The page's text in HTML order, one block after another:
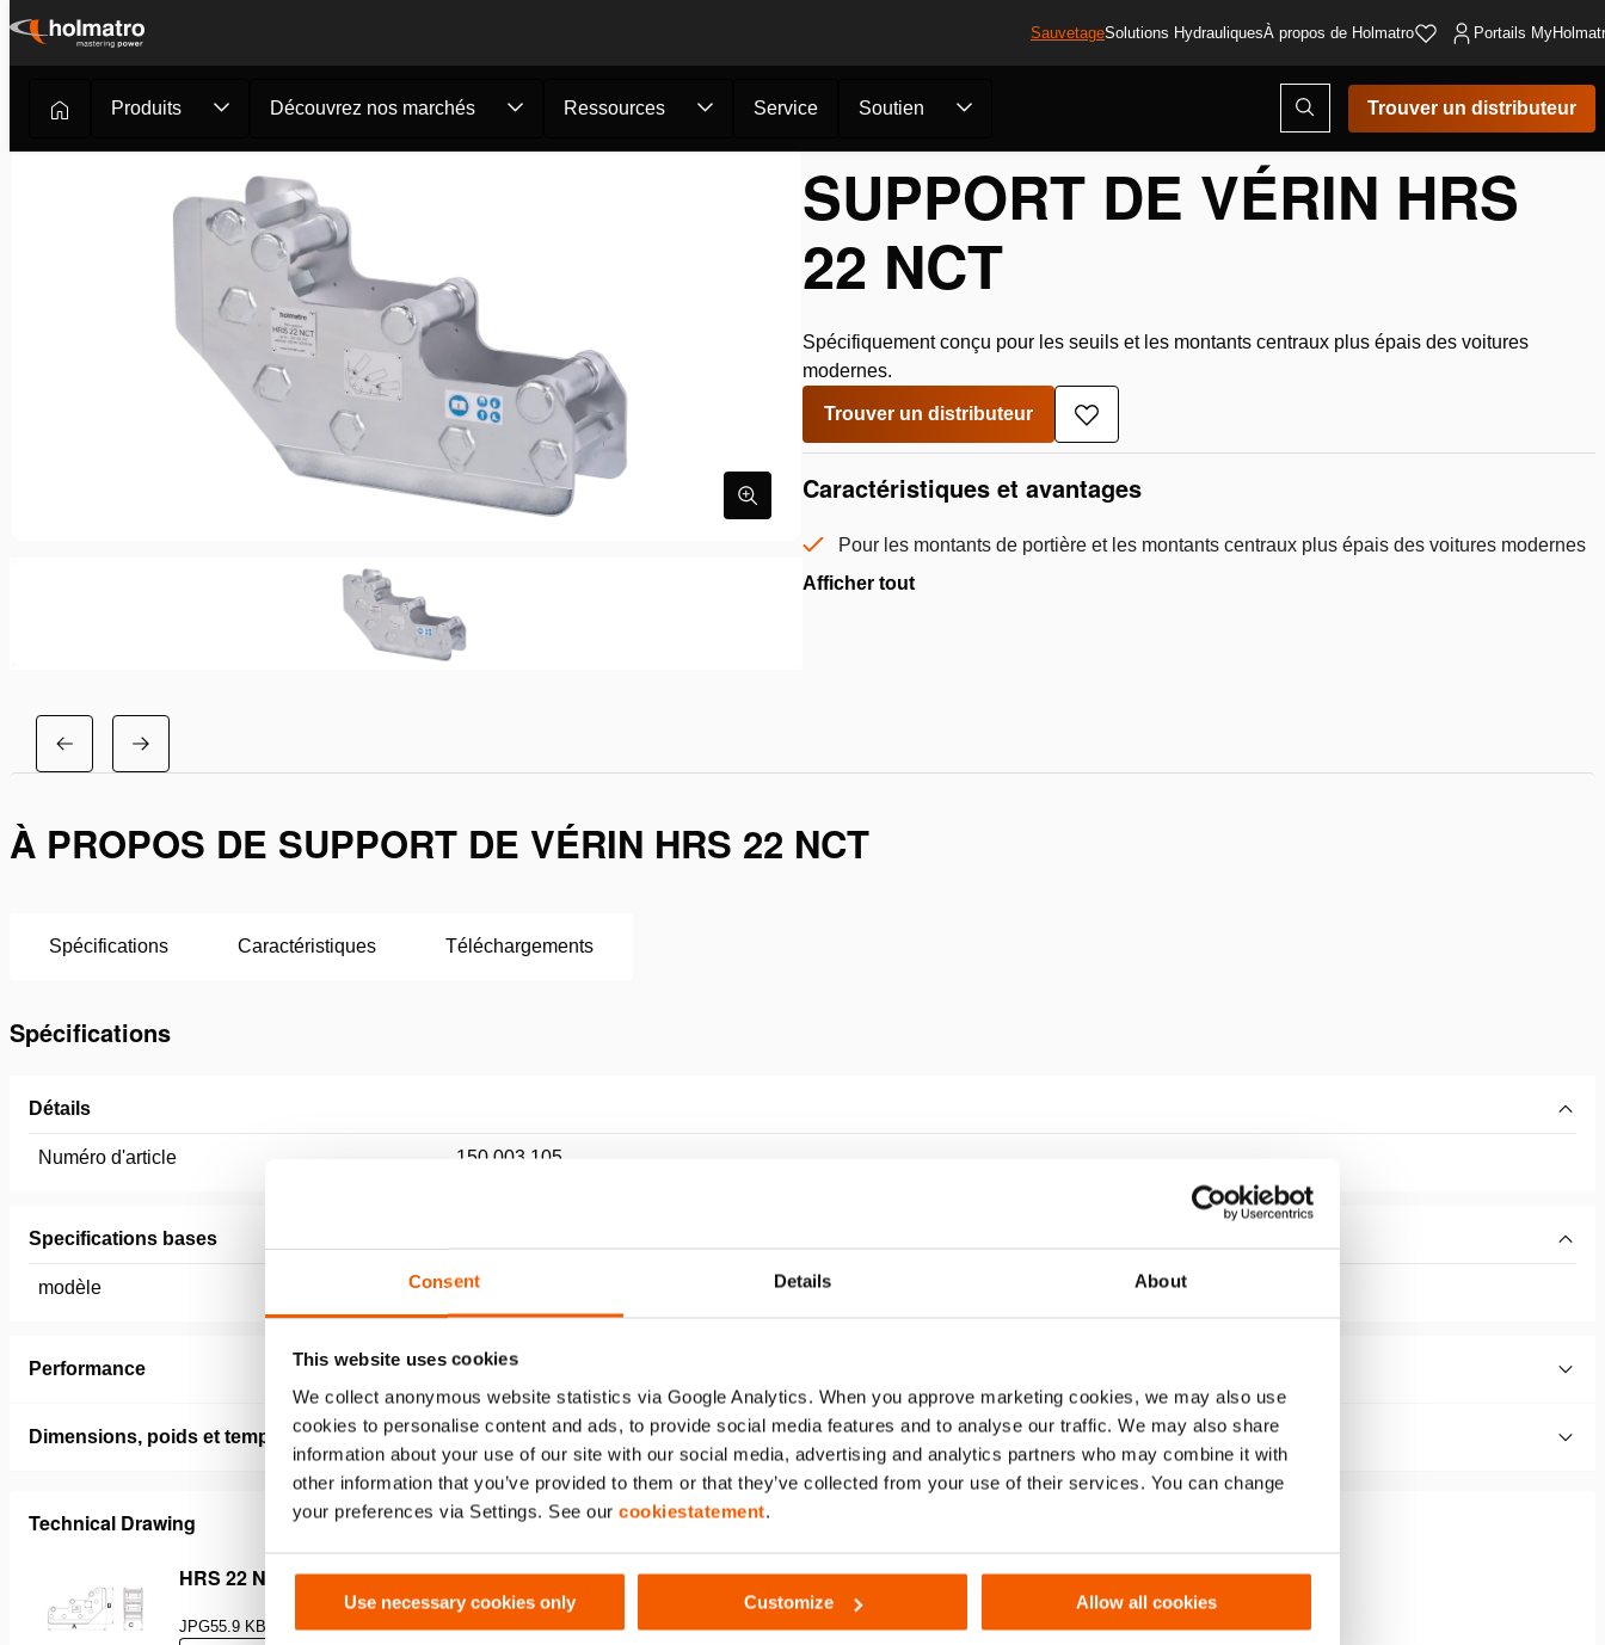
Consent Details About
This website uses cookies
We collect anonymous website statistics via Google Analytics. When you approve marketing cookies, we may also use
cookies to personalise content and ads, to provide social media features and to analyse our traffic. We may also share
information about your use of our site with our social media, advertising and analytics partners who may combine it with
other information that you’ve provided to them or that they’ve collected from your use of their services. You can change
your preferences via Settings. See our cookiestatement.
Use necessary cookies only Customize Allow all cookies
Passer
contenu
SauvetageSolutions HydrauliquesÀ propos de Holmatro Portails
Produits Découvrez nos marchés Ressources Service Soutien
Ouvrir
la
fenêtre
de
Trouver un distributeur
Outils de sauvetage Pompiers et Sauvetage /Outils complémentaires de désincarcération Support de verín /
SUPPORT DE VÉRIN HRS
22 NCT
Spécifiquement conçu pour les seuils et les montants centraux plus épais des voitures
modernes.
Trouver un distributeur
Ajouter
à
liste
de
Caractéristiques et avantages
Pour les montants de portière et les montants centraux plus épais des voitures modernes
Afficher tout
À PROPOS DE SUPPORT DE VÉRIN HRS 22 NCT
Spécifications Caractéristiques Téléchargements
Spécifications
Détails
Numéro d'article 150.003.105
Specifications bases
modèle HRS 22 NCT
Performance
Dimensions, poids et temperature
Technical Drawing
HRS 22 NCT
JPG55.9 KB